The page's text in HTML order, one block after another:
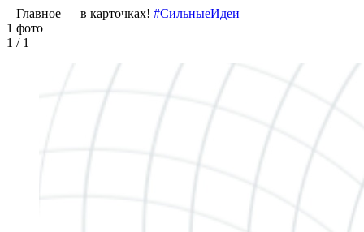
Главное — в карточках! #СильныеИдеи
1 фото
1 / 1